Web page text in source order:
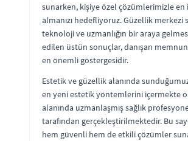
sunarken, kişiye özel çözümlerimizle en
almanızı hedefliyoruz. Güzellik merkezi
teknoloji ve uzmanlığın bir araya
edilen üstün sonuçlar, danışan
en önemli göstergesidir.
Estetik ve güzellik alanında
en yeni estetik yöntemlerini içermekte
alanında uzmanlaşmış sağlık
tarafından gerçekleştirilmektedir. Bu
hem güvenli hem de etkili çözümler